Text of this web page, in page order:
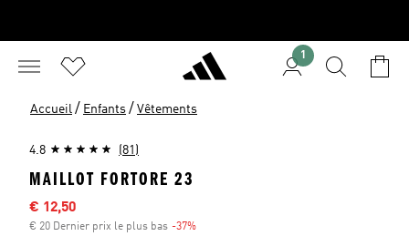
1
Accueil / Enfants / Vêtements
4.8 (81)
MAILLOT FORTORE 23
Sale price
€ 12,50
€ 20 Dernier prix le plus bas -37%